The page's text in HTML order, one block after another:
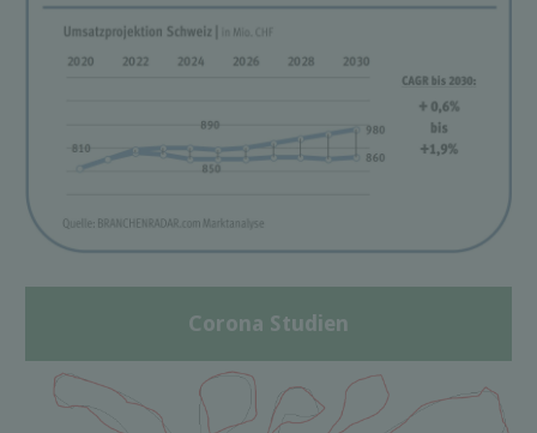
Corona Studien